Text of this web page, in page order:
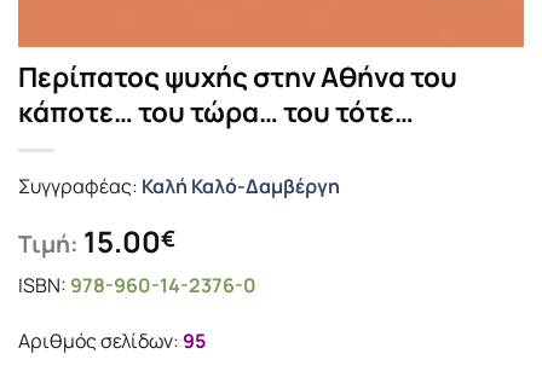
Περίπατος ψυχής στην Αθήνα του
κάποτε… του τώρα… του τότε…
Συγγραφέας: Καλή Καλό-Δαμβέργη
Τιμή: 15.00€
ISBN: 978-960-14-2376-0
Αριθμός σελίδων:95